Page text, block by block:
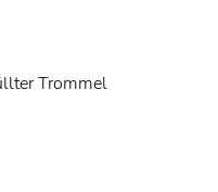
Trommel